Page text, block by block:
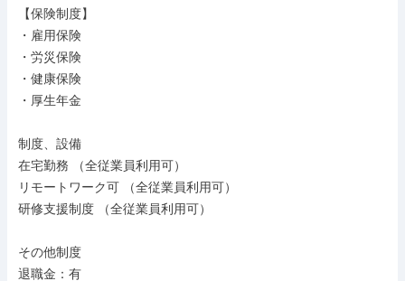
【保険制度】
・雇用保険
・労災保険
・健康保険
・厚生年金
制度、設備
在宅勤務 （全従業員利用可）
リモートワーク可 （全従業員利用可）
研修支援制度 （全従業員利用可）
その他制度
退職金：有